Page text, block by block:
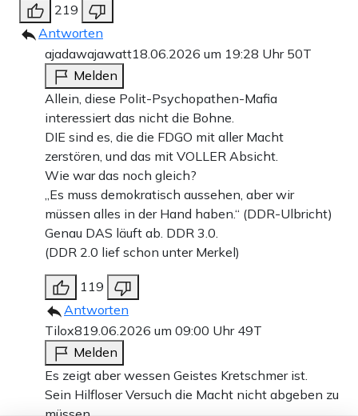
219
Antworten
ajadawajawatt18.06.2026 um 19:28 Uhr 50T
Melden
Allein, diese Polit-Psychopathen-Mafia
interessiert das nicht die Bohne.
DIE sind es, die die FDGO mit aller Macht
zerstören, und das mit VOLLER Absicht.
Wie war das noch gleich?
„Es muss demokratisch aussehen, aber wir
müssen alles in der Hand haben.“ (DDR-Ulbricht)
Genau DAS läuft ab. DDR 3.0.
(DDR 2.0 lief schon unter Merkel)
119
Antworten
Tilox819.06.2026 um 09:00 Uhr 49T
Melden
Es zeigt aber wessen Geistes Kretschmer ist.
Sein Hilfloser Versuch die Macht nicht abgeben zu